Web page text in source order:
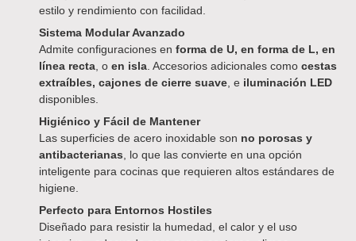
estilo y rendimiento con facilidad.
Sistema Modular Avanzado
Admite configuraciones en forma de U, en forma de L, en
línea recta , o en isla . Accesorios adicionales como cestas
extraíbles, cajones de cierre suave , e iluminación LED
disponibles.
Higiénico y Fácil de Mantener
Las superficies de acero inoxidable son no porosas y
antibacterianas , lo que las convierte en una opción
inteligente para cocinas que requieren altos estándares de
higiene.
Perfecto para Entornos Hostiles
Diseñado para resistir la humedad, el calor y el uso